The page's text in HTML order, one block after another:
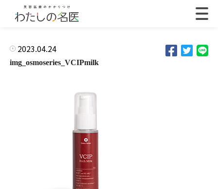
2023.04.24
img_osmoseries_VCIPmilk